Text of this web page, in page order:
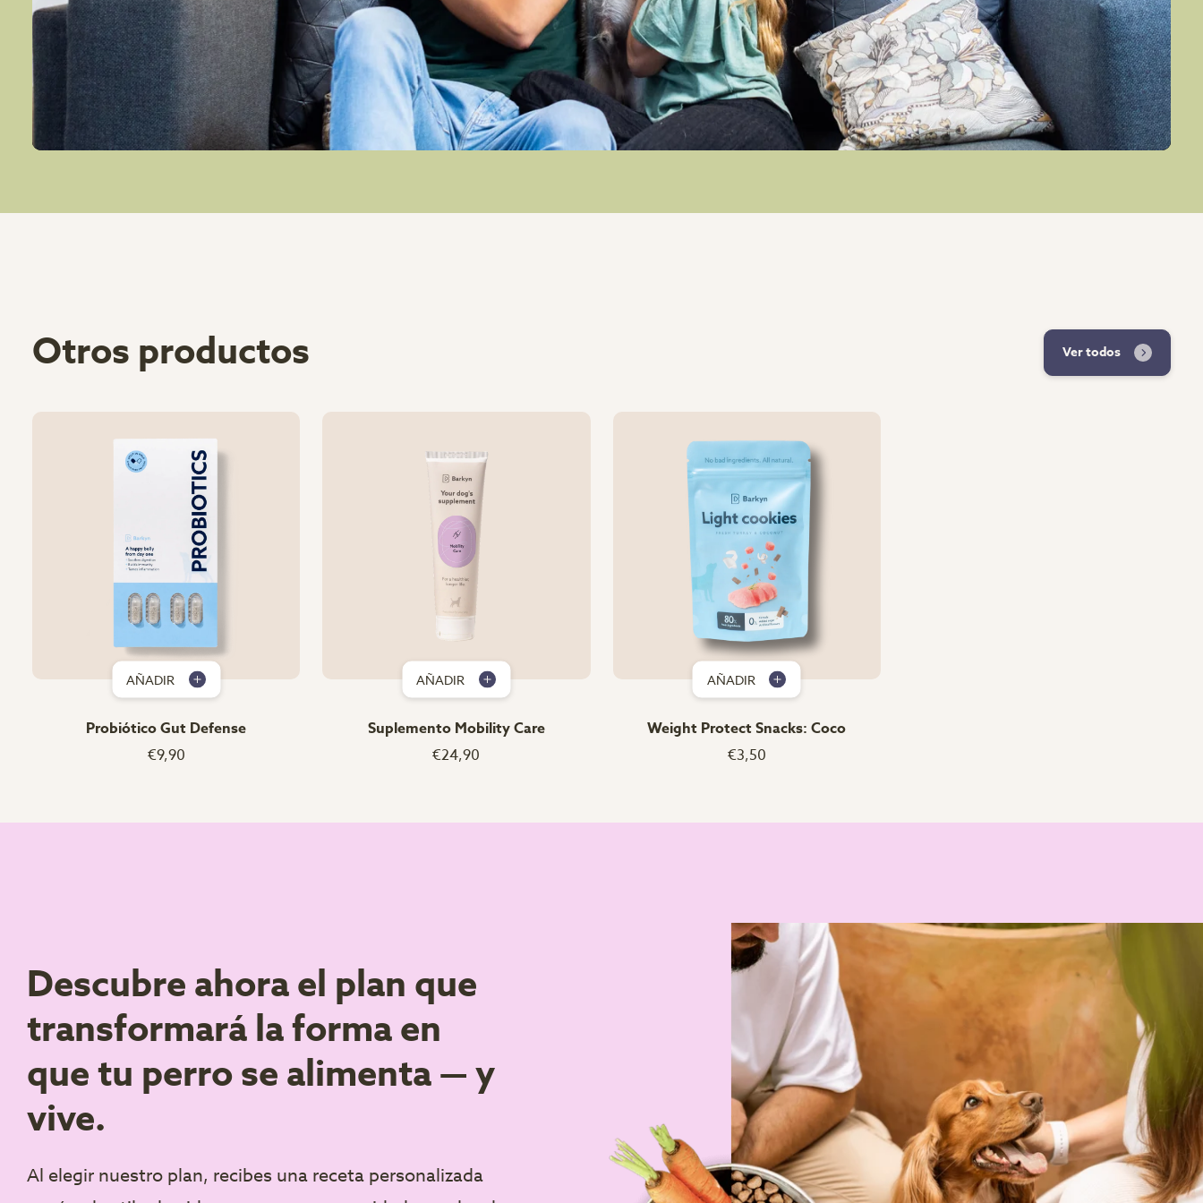
Otros productos Ver todos
AÑADIR
Probiótico Gut Defense
€9,90
AÑADIR
Suplemento Mobility Care
€24,90
AÑADIR
Weight Protect Snacks: Coco
€3,50
Descubre ahora el plan que
transformará la forma en
que tu perro se alimenta — y
vive.
Al elegir nuestro plan, recibes una receta personalizada